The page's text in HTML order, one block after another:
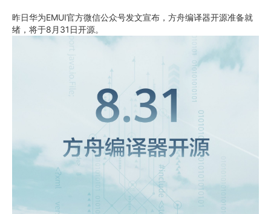
​昨日华为EMUI官方微信公众号发文宣布，方舟编译器开源准备就
绪，将于8月31日开源。